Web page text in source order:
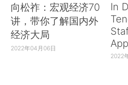
向松祚：宏观经济70
讲，带你了解国内外
经济大局
2022年04月06日
In
2022